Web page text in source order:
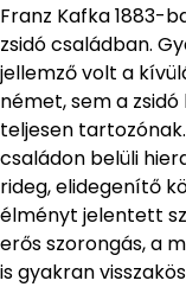
Franz Kafka 1883-
zsidó családban.
jellemző volt a
német, sem a
teljesen
családon belüli
rideg, elidegenítő
élményt jelentett
erős szorongás, a
is gyakran